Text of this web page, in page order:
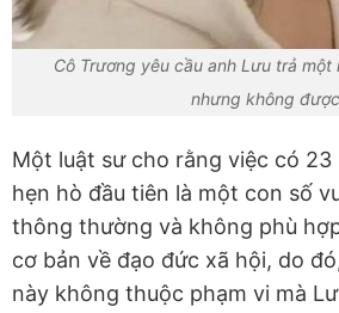
Cô Trương yêu cầu anh Lưu trả
nhưng không
Một luật sư cho rằng việc có
hẹn hò đầu tiên là một con số
thông thường và không phù
cơ bản về đạo đức xã hội, do
này không thuộc phạm vi mà